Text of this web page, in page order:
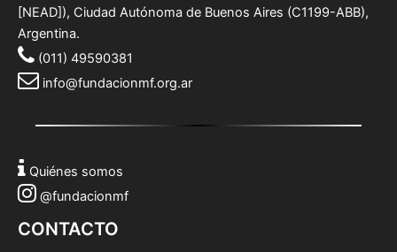
[NEAD]), Ciudad Autónoma de Buenos Aires (C1199-ABB),
Argentina.
(011) 49590381
info@fundacionmf.org.ar
Quiénes somos
@fundacionmf
CONTACTO